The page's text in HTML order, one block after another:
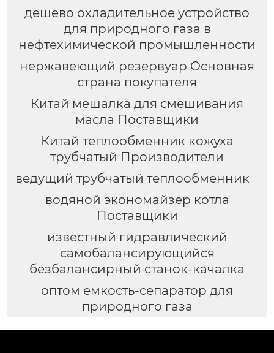
дешево охладительное устройство
для природного газа в
нефтехимической промышленности
нержавеющий резервуар Основная
страна покупателя
Китай мешалка для смешивания
масла Поставщики
Китай теплообменник кожуха
трубчатый Производители
ведущий трубчатый теплообменник
водяной экономайзер котла
Поставщики
известный гидравлический
самобалансирующийся
безбалансирный станок-качалка
оптом ёмкость-сепаратор для
природного газа